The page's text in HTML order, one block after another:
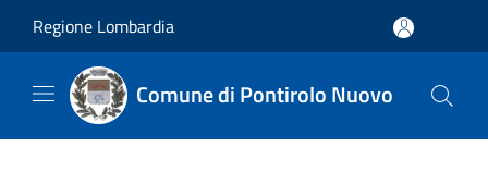
Regione Lombardia
Comune di Pontirolo Nuovo